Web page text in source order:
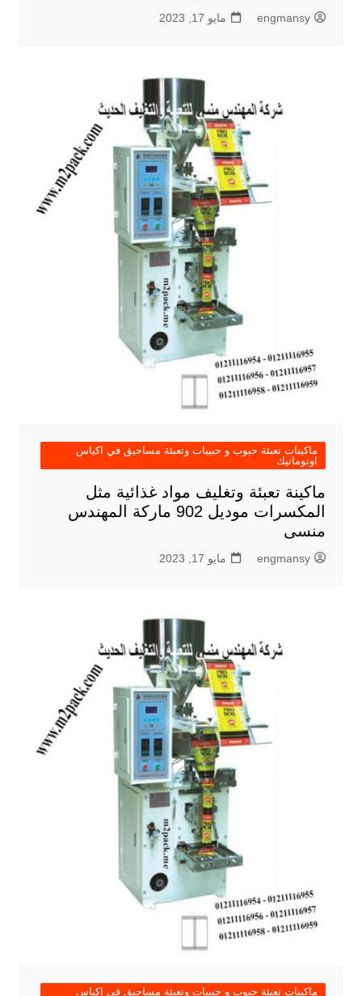
engmansy مايو 17, 2023
ماكينات تعبئة حبوب و حبيبات وتعبئة مساحيق في اكياس
اوتوماتيك
ماكينة تعبئة وتغليف مواد غذائية مثل
المكسرات موديل 902 ماركة المهندس
منسى
engmansy مايو 17, 2023
ماكينات تعبئة حبوب و حبيبات وتعبئة مساحيق في اكياس